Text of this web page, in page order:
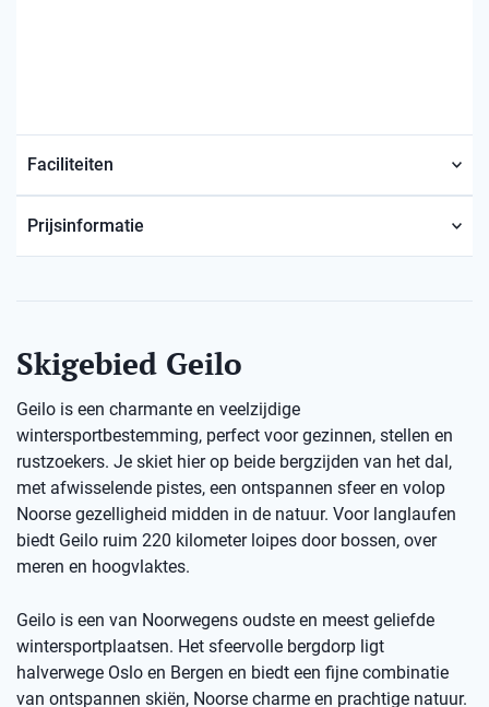
Faciliteiten
Prijsinformatie
Skigebied Geilo
Geilo is een charmante en veelzijdige
wintersportbestemming, perfect voor gezinnen, stellen en
rustzoekers. Je skiet hier op beide bergzijden van het dal,
met afwisselende pistes, een ontspannen sfeer en volop
Noorse gezelligheid midden in de natuur. Voor langlaufen
biedt Geilo ruim 220 kilometer loipes door bossen, over
meren en hoogvlaktes.
Geilo is een van Noorwegens oudste en meest geliefde
wintersportplaatsen. Het sfeervolle bergdorp ligt
halverwege Oslo en Bergen en biedt een fijne combinatie
van ontspannen skiën, Noorse charme en prachtige natuur.